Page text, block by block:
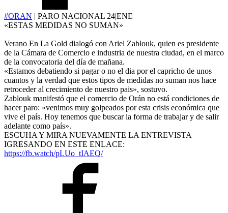
#ORAN | PARO NACIONAL 24|ENE
«ESTAS MEDIDAS NO SUMAN»
Verano En La Gold dialogó con Ariel Zablouk, quien es presidente
de la Cámara de Comercio e industria de nuestra ciudad, en el marco
de la convocatoria del día de mañana.
«Estamos debatiendo si pagar o no el dia por el capricho de unos
cuantos y la verdad que estos tipos de medidas no suman nos hace
retroceder al crecimiento de nuestro pais», sostuvo.
Zablouk manifestó que el comercio de Orán no está condiciones de
hacer paro: «venimos muy golpeados por esta crisis económica que
vive el país. Hoy tenemos que buscar la forma de trabajar y de salir
adelante como país».
ESCUHA Y MIRA NUEVAMENTE LA ENTREVISTA
IGRESANDO EN ESTE ENLACE:
https://fb.watch/pLUo_tIAEQ/